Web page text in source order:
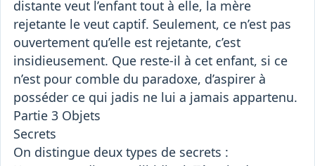
distante veut l’enfant tout à elle, la mère
rejetante le veut captif. Seulement, ce n’est pas
ouvertement qu’elle est rejetante, c’est
insidieusement. Que reste-il à cet enfant, si ce
n’est pour comble du paradoxe, d’aspirer à
posséder ce qui jadis ne lui a jamais appartenu.
Partie 3 Objets
Secrets
On distingue deux types de secrets :